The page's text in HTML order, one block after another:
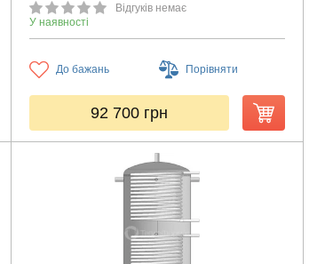
Відгуків немає
У наявності
До бажань Порівняти
92 700 грн